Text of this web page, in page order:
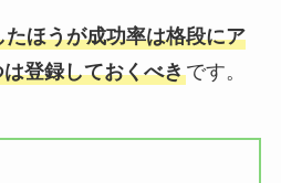
ほうが成功率は格段にア
登録しておくべきです。